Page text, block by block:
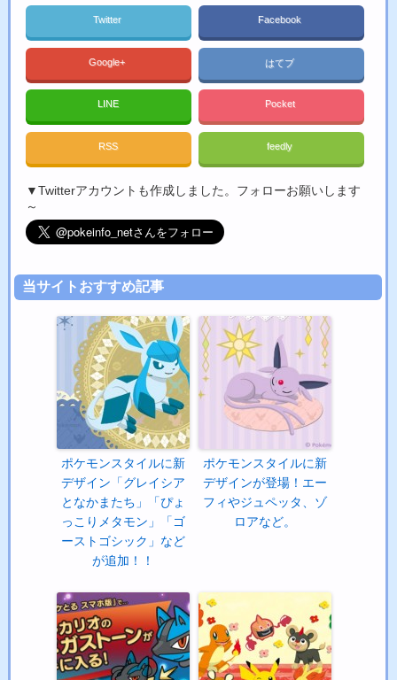
Twitter Facebook
Google+ はてブ
LINE Pocket
RSS feedly
▼Twitterアカウントも作成しました。フォローお願いします
～
当サイトおすすめ記事
ポケモンスタイルに新
デザイン「グレイシア
となかまたち」「ぴょ
っこりメタモン」「ゴ
ーストゴシック」など
が追加！！
ポケモンスタイルに新
デザインが登場！エー
フィやジュペッタ、ゾ
ロアなど。